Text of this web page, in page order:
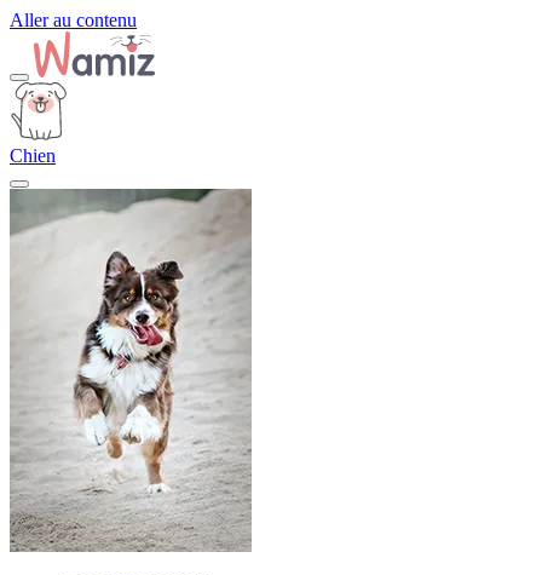
Aller au contenu
Chien